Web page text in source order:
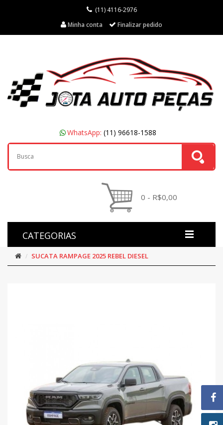
(11) 4116-2976
Minha conta
Finalizar pedido
WhatsApp: (11) 96618-1588
0 - R$0,00
CATEGORIAS
SUCATA RAMPAGE 2025 REBEL DIESEL